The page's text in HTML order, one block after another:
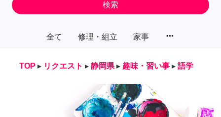
全て 修理・組立 家事 more_horiz
検索
TOP ▸ リクエスト ▸ 静岡県 ▸ 趣味・習い事 ▸ 語学